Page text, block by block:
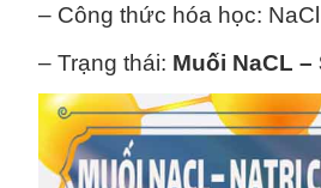
– Công thức hóa học: NaCl
– Trạng thái: Muối NaCL